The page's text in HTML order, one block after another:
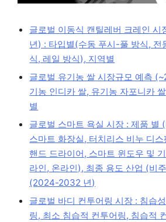
글로벌 이동식 캔틸레버 크레인
년) : 타입별(수동 푸시-풀 방식, 전
식, 레일 방식), 지역별
글로벌 유기농 쌀 시장규모 예측
기농 인디카 쌀, 유기농 자포니카
별
글로벌 스마트 욕실 시장 : 제품 별
스마트 화장실, 터치리스 비누 디
핸드 드라이어, 스마트 윈도우 및
라인, 온라인), 최종 용도 산업 (비
(2024-2032 년)
글로벌 바디 컨투어링 시장 : 침습
링, 최소 침습적 컨투어링, 침습적